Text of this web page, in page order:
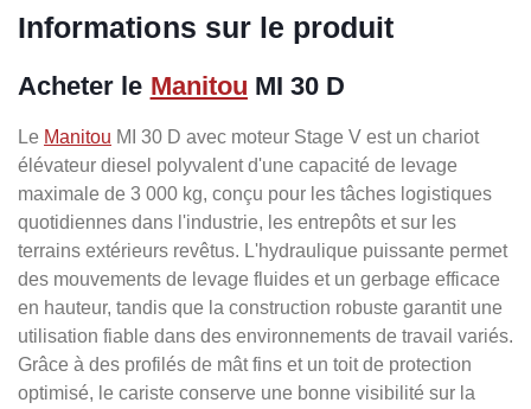
Informations sur le produit
Acheter le Manitou MI 30 D
Le Manitou MI 30 D avec moteur Stage V est un chariot
élévateur diesel polyvalent d'une capacité de levage
maximale de 3 000 kg, conçu pour les tâches logistiques
quotidiennes dans l'industrie, les entrepôts et sur les
terrains extérieurs revêtus. L'hydraulique puissante permet
des mouvements de levage fluides et un gerbage efficace
en hauteur, tandis que la construction robuste garantit une
utilisation fiable dans des environnements de travail variés.
Grâce à des profilés de mât fins et un toit de protection
optimisé, le cariste conserve une bonne visibilité sur la